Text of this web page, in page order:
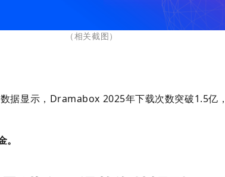
（相关截图）
据显示，Dramabox 2025年下载次数突破1.5亿
。